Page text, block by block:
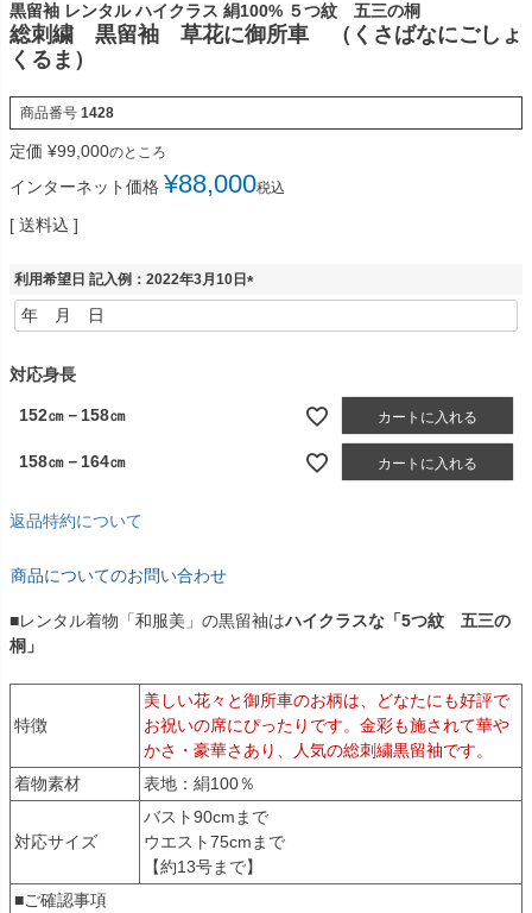
黒留袖 レンタル ハイクラス 絹100% ５つ紋 五三の桐
総刺繍 黒留袖 草花に御所車 （くさばなにごしょ
くるま）
商品番号 1428
定価 ¥99,000のところ
インターネット価格 ¥88,000税込
送料込
利用希望日 記入例：2022年3月10日
(
必
対応身長
152㎝－158㎝ カートに入れる
158㎝－164㎝ カートに入れる
返品特約について
商品についてのお問い合わせ
■レンタル着物「和服美」の黒留袖はハイクラスな「5つ紋 五三の
桐」
特徴
美しい花々と御所車のお柄は、どなたにも好評で
お祝いの席にぴったりです。金彩も施されて華や
かさ・豪華さあり、人気の総刺繍黒留袖です。
着物素材
表地：絹100％
対応サイズ
バスト90cmまで
ウエスト75cmまで
【約13号まで】
■ご確認事項